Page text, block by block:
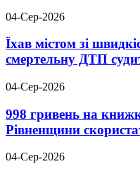
04-Сер-2026
Їхав містом зі
смертельну ДТП
04-Сер-2026
998 гривень на
Рівненщини
04-Сер-2026